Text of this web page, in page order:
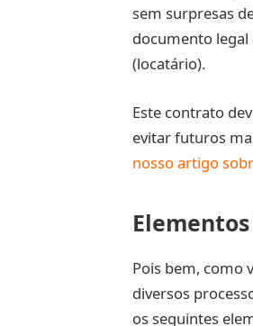
sem surpresas
documento
(locatário).
Este contrato
evitar futuros
nosso artigo
Pois bem, como
diversos
os seguintes